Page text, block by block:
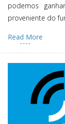
podemos
proveniente do
Read More